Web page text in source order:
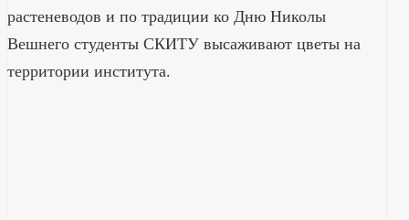
растеневодов и по традиции ко Дню Николы
Вешнего студенты СКИТУ высаживают цветы на
территории института.